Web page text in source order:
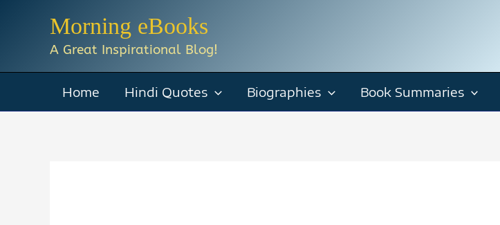
Morning eBooks
A Great Inspirational Blog!
Home Hindi Quotes Biographies Book Summaries